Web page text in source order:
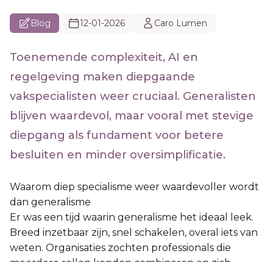
Blog 12-01-2026 Caro Lumen
Toenemende complexiteit, AI en
regelgeving maken diepgaande
vakspecialisten weer cruciaal. Generalisten
blijven waardevol, maar vooral met stevige
diepgang als fundament voor betere
besluiten en minder oversimplificatie.
Waarom diep specialisme weer waardevoller wordt
dan generalisme
Er was een tijd waarin generalisme het ideaal leek.
Breed inzetbaar zijn, snel schakelen, overal iets van
weten. Organisaties zochten professionals die